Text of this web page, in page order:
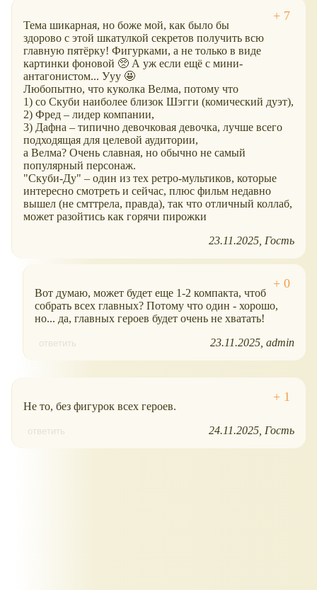
Тема шикарная, но боже мой, как было бы
здорово с этой шкатулкой секретов получить всю
главную пятëрку! Фигурками, а не только в виде
картинки фоновой 🥺 А уж если ещë с мини-
антагонистом... Ууу 🤩
Любопытно, что куколка Велма, потому что
1) со Скуби наиболее близок Шэгги (комический дуэт),
2) Фред – лидер компании,
3) Дафна – типично девочковая девочка, лучше всего
подходящая для целевой аудитории,
а Велма? Очень славная, но обычно не самый
популярный персонаж.
"Скуби-Ду" – один из тех ретро-мультиков, которые
интересно смотреть и сейчас, плюс фильм недавно
вышел (не смттрела, правда), так что отличный коллаб,
может разойтись как горячи пирожки
23.11.2025 Гость
Вот думаю, может будет еще 1-2 компакта, чтоб
собрать всех главных? Потому что один - хорошо,
но... да, главных героев будет очень не хватать!
ответить 23.11.2025 admin
Не то, без фигурок всех героев.
ответить 24.11.2025 Гость